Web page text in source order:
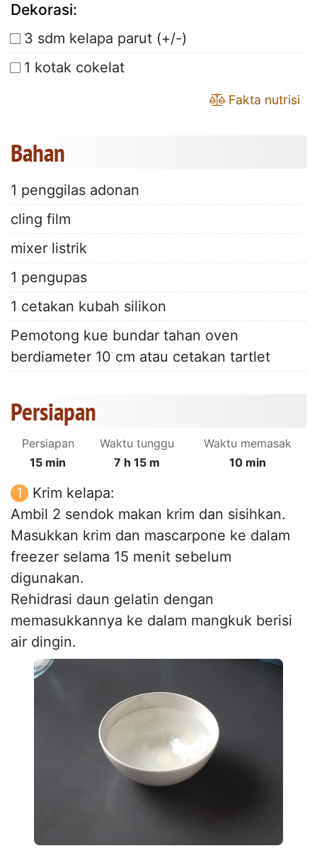
Dekorasi:
3 sdm kelapa parut (+/-)
1 kotak cokelat
Fakta nutrisi
Bahan
1 penggilas adonan
cling film
mixer listrik
1 pengupas
1 cetakan kubah silikon
Pemotong kue bundar tahan oven
berdiameter 10 cm atau cetakan tartlet
Persiapan
Persiapan
15 min
Waktu tunggu
7 h 15 m
Waktu memasak
10 min
Krim kelapa:
Ambil 2 sendok makan krim dan sisihkan.
Masukkan krim dan mascarpone ke dalam
freezer selama 15 menit sebelum
digunakan.
Rehidrasi daun gelatin dengan
memasukkannya ke dalam mangkuk berisi
air dingin.